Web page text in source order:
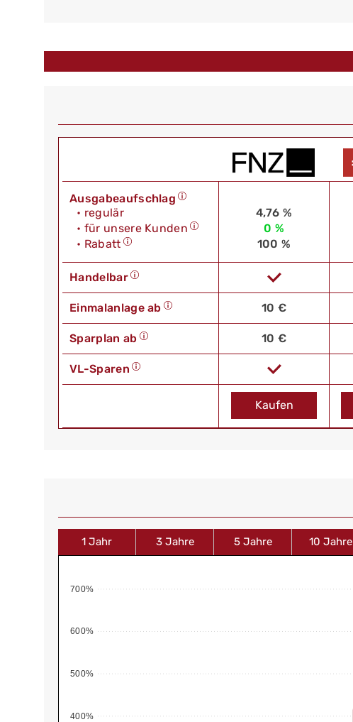
Ausgabeaufschlag
• regulär
4,76 %
• für unsere Kunden
0 %
• Rabatt
100 %
Handelbar
Einmalanlage ab 10 €
Sparplan ab 10 €
VL-Sparen
Kaufen
1 Jahr 3 Jahre 5 Jahre 10 Jahre
400%
500%
600%
700%